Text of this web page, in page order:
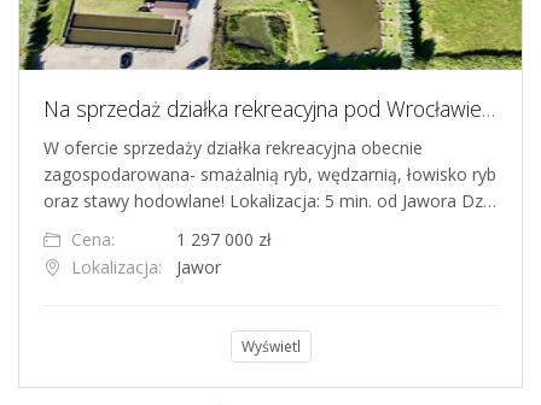
Na sprzedaż działka rekreacyjna pod Wrocławiem
W ofercie sprzedaży działka rekreacyjna obecnie
zagospodarowana- smażalnią ryb, wędzarnią, łowisko ryb
oraz stawy hodowlane! Lokalizacja: 5 min. od Jawora Dz…
Cena:
1 297 000 zł
Lokalizacja:
Jawor
Wyświetl